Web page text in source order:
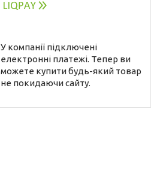
У компанії підключені
електронні платежі. Тепер ви
можете купити будь-який товар
не покидаючи сайту.